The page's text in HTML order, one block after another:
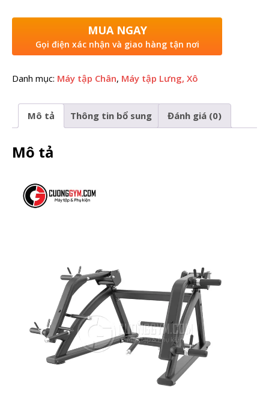
MUA NGAY
Gọi điện xác nhận và giao hàng tận nơi
Danh mục: Máy tập Chân, Máy tập Lưng, Xô
Mô tả Thông tin bổ sung Đánh giá (0)
Mô tả